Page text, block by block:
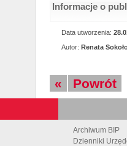
Informacje o
Data utworzenia:
Autor: Renata
« Powrót
Archiwum BIP
Dzienniki